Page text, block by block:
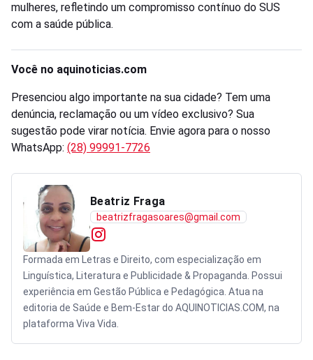
mulheres, refletindo um compromisso contínuo do SUS
com a saúde pública.
Você no aquinoticias.com
Presenciou algo importante na sua cidade? Tem uma
denúncia, reclamação ou um vídeo exclusivo? Sua
sugestão pode virar notícia. Envie agora para o nosso
WhatsApp: (28) 99991-7726
Beatriz Fraga
beatrizfragasoares@gmail.com
Formada em Letras e Direito, com especialização em
Linguística, Literatura e Publicidade & Propaganda. Possui
experiência em Gestão Pública e Pedagógica. Atua na
editoria de Saúde e Bem-Estar do AQUINOTICIAS.COM, na
plataforma Viva Vida.